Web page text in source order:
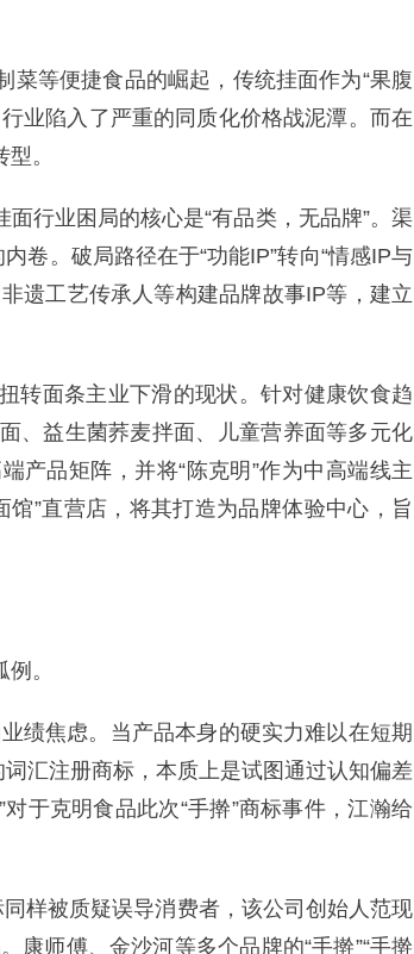
等便捷食品的崛起，传统挂面作为“果腹
业陷入了严重的同质化价格战泥潭。而在
。
行业困局的核心是“有品类，无品牌”。渠
卷。破局路径在于“功能IP”转向“情感IP与
遗工艺传承人等构建品牌故事IP等，建立
转面条主业下滑的现状。针对健康饮食趋
、益生菌荞麦拌面、儿童营养面等多元化
产品矩阵，并将“陈克明”作为中高端线主
”直营店，将其打造为品牌体验中心，旨
。
绩焦虑。当产品本身的硬实力难以在短期
词汇注册商标，本质上是试图通过认知偏差
于克明食品此次“手擀”商标事件，江瀚给
样被质疑误导消费者，该公司创始人范现
康师傅、金沙河等多个品牌的“手擀”“手擀